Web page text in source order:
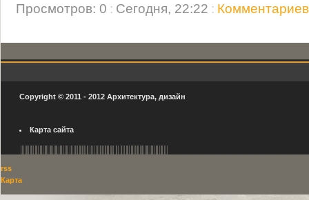
Просмотров: 0 : Сегодня, 22:22 :
Copyright © 2011 - 2012 Архитектура, дизайн
Карта сайта
rss
Карта